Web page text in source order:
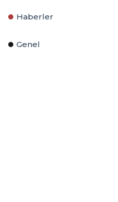
Haberler
Genel